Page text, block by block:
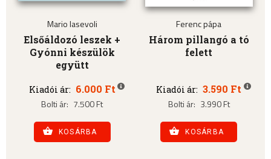
Mario Iasevoli
Elsőáldozó leszek +
Gyónni készülök
együtt
Kiadói ár: 6.000 Ft
Bolti ár: 7.500 Ft
KOSÁRBA
Ferenc pápa
Három pillangó a tó
felett
Kiadói ár: 3.590 Ft
Bolti ár: 3.990 Ft
KOSÁRBA